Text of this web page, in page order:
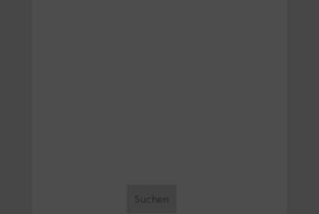
Suchen